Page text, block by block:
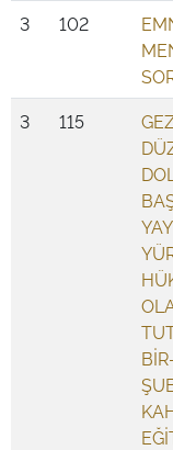
3 102
3 115